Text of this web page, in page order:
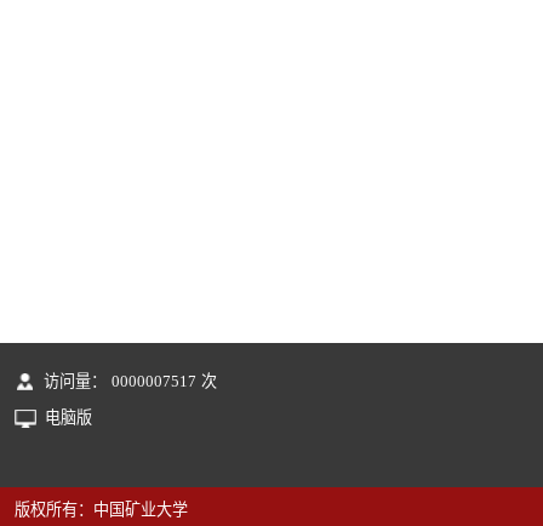
访问量： 0000007517 次
电脑版
版权所有：中国矿业大学